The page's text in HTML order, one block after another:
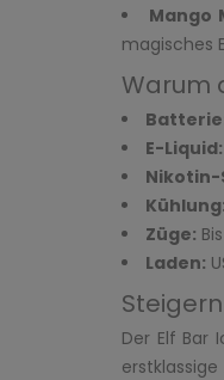
Mango
magisches
Warum
E-Liquid:
Nikotin-
Kühlung:
Züge:
Laden:
Der Elf Bar